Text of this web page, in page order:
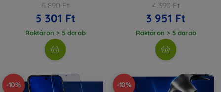
5 890 Ft
5 301 Ft
Raktáron > 5 darab
4 390 Ft
3 951 Ft
Raktáron > 5 darab
-10% -10%